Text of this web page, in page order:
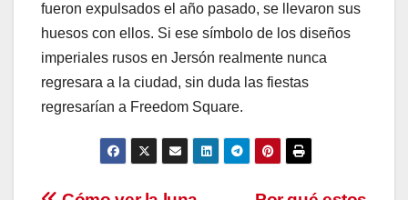
fueron expulsados ​​el año pasado, se llevaron sus
huesos con ellos. Si ese símbolo de los diseños
imperiales rusos en Jersón realmente nunca
regresara a la ciudad, sin duda las fiestas
regresarían a Freedom Square.